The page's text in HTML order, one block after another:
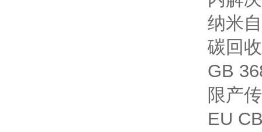
纳米
碳回
GB
限产
EU